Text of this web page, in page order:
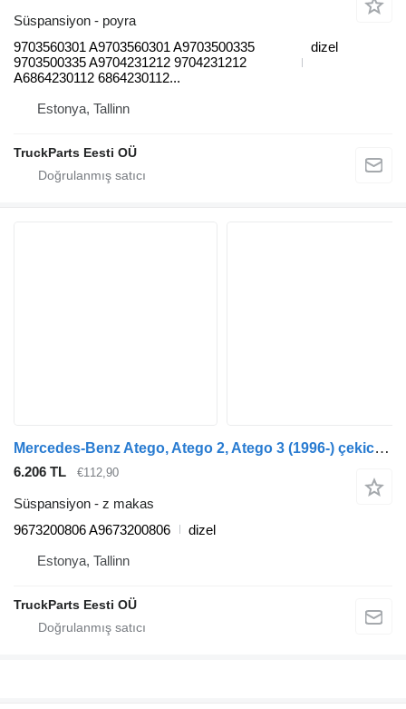
Süspansiyon - poyra
9703560301 A9703560301 A9703500335
9703500335 A9704231212 9704231212
A6864230112 6864230112...
dizel
Estonya, Tallinn
TruckParts Eesti OÜ
Mercedes-Benz Atego, Atego 2, Atego 3 (1996-) çekici için Mercedes-Benz Atego 816 (01.98-12.04) 9673200806 z makas
6.206 TL €112,90
Süspansiyon - z makas
9673200806 A9673200806
dizel
Estonya, Tallinn
TruckParts Eesti OÜ